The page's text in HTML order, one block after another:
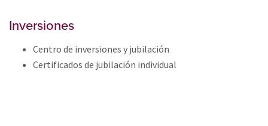
Inversiones
Centro de inversiones y jubilación
Certificados de jubilación individual